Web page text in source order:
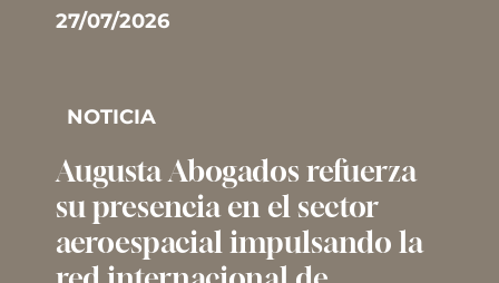
27/07/2026
NOTICIA
Augusta Abogados refuerza
su presencia en el sector
aeroespacial impulsando la